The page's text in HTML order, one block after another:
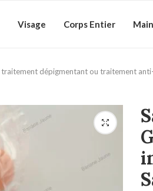
Visage Corps Entier
traitement dépigmentant ou traitement